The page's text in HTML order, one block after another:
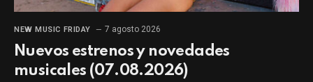
NEW MUSIC FRIDAY 7 agosto 2026
Nuevos estrenos y novedades
musicales (07.08.2026)